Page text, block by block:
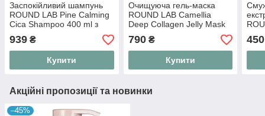
Заспокійливий шампунь
ROUND LAB Pine Calming
Cica Shampoo 400 ml з
екстрактом голок сосни
939 ₴
Купити
Очищуюча гель-маска
ROUND LAB Camellia
Deep Collagen Jelly Mask
Cleanser 150 ml з
екстрактом камелії та
колагеном
790₴
Купити
450
Акційні пропозиції та новинки
–45%